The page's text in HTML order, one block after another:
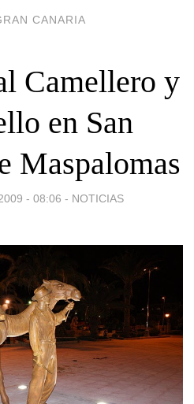
CANARIA
Camellero y
en San
Maspalomas
- 08:06 - NOTICIAS